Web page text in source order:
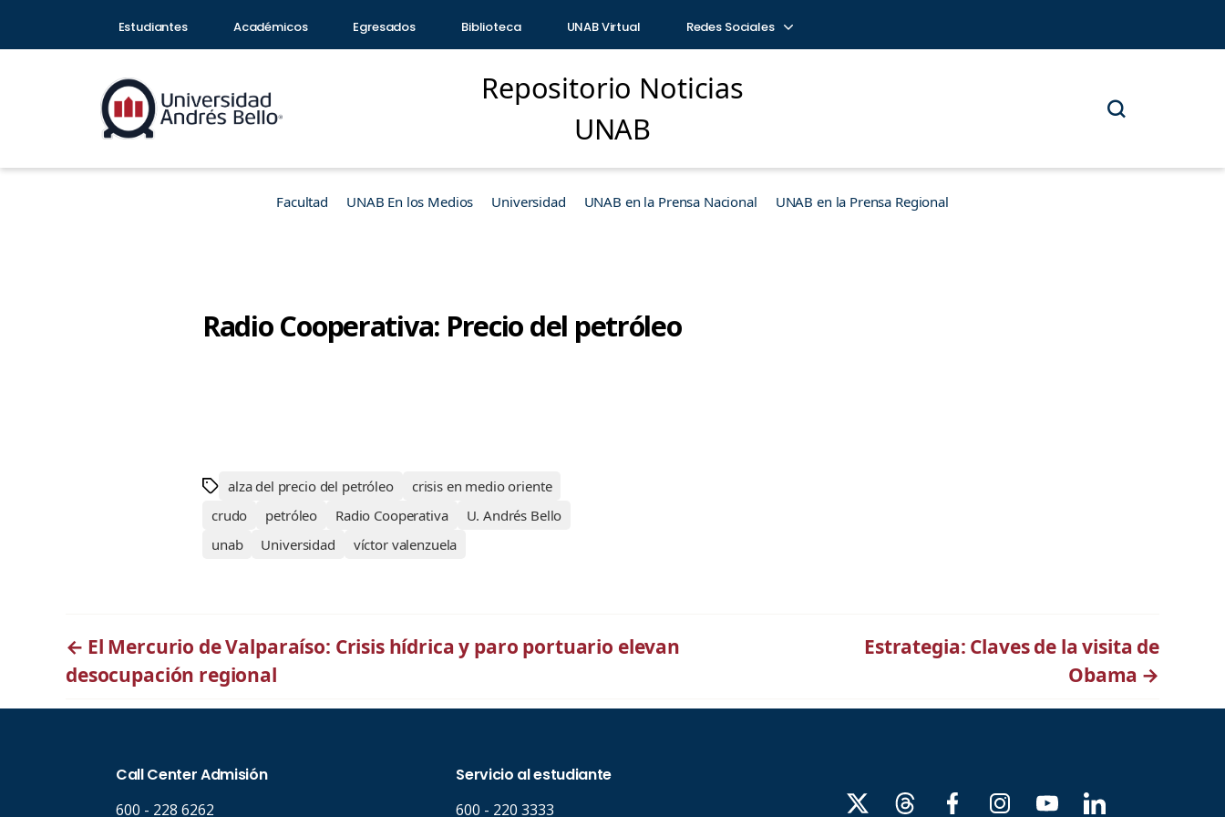
Estudiantes Académicos Egresados Biblioteca UNAB Virtual Redes Sociales
Repositorio Noticias
UNAB
Facultad UNAB En los Medios Universidad UNAB en la Prensa Nacional UNAB en la Prensa Regional
Radio Cooperativa: Precio del petróleo
alza del precio del petróleo
crisis en medio oriente
crudo
petróleo Radio Cooperativa
U. Andrés Bello
unab
Universidad víctor valenzuela
← El Mercurio de Valparaíso: Crisis hídrica y paro portuario elevan
desocupación regional
Estrategia: Claves de la visita de
Obama →